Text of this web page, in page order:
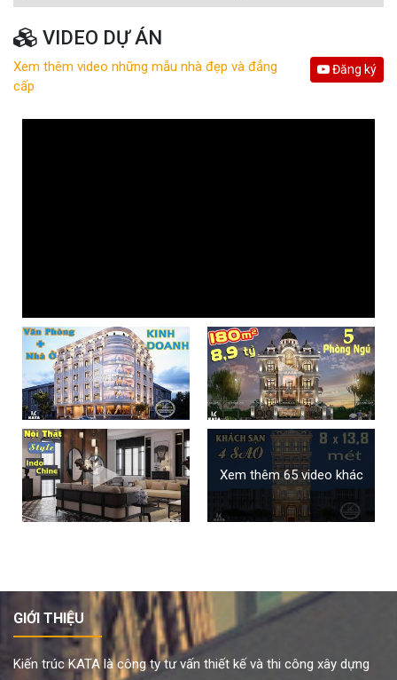
VIDEO DỰ ÁN
Xem thêm video những mẫu nhà đẹp và đẳng
cấp
Đăng ký
Xem thêm 65 video khác
GIỚI THIỆU
Kiến trúc KATA là công ty tư vấn thiết kế và thi công xây dựng